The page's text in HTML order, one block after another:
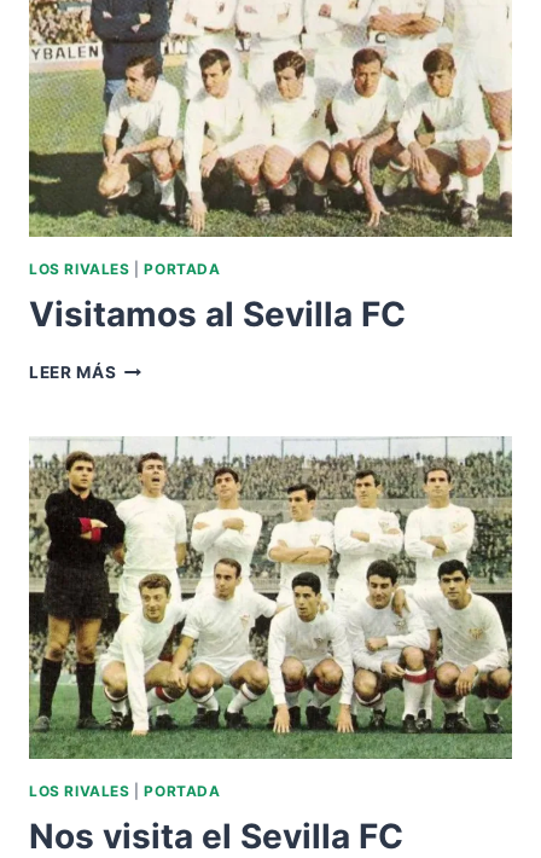
LOS RIVALES |PORTADA
Visitamos al Sevilla FC
LEER MÁS VISITAMOS
FC
LOS RIVALES |PORTADA
Nos visita el Sevilla FC